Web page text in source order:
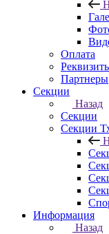
Оплата
Партнеры
Секции
Назад
Секции
Секции
Информация
Назад